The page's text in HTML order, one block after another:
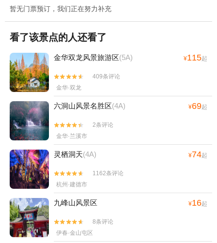
暂无门票预订，我们正在努力补充
看了该景点的人还看了
金华双龙风景旅游区(5A) ¥115起


409条评论
金华·双龙
六洞山风景名胜区(4A) ¥69起


2条评论
金华·兰溪市
灵栖洞天(4A) ¥74起


1162条评论
杭州·建德市
九峰山风景区 ¥16起


8条评论
伊春·金山屯区